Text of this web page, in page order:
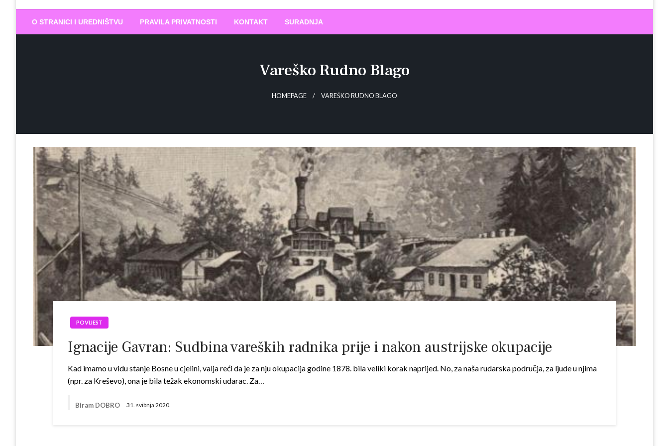
Biram DOBRO
O STRANICI I UREDNIŠTVU PRAVILA PRIVATNOSTI KONTAKT SURADNJA
Vareško Rudno Blago
HOMEPAGE VAREŠKO RUDNO BLAGO
POVIJEST
Ignacije Gavran: Sudbina vareških radnika prije i nakon austrijske okupacije
Kad imamo u vidu stanje Bosne u cjelini, valja reći da je za nju okupacija godine 1878. bila veliki korak naprijed. No, za naša rudarska područja, za ljude u njima
(npr. za Kreševo), ona je bila težak ekonomski udarac. Za…
Biram DOBRO 31. svibnja 2020.